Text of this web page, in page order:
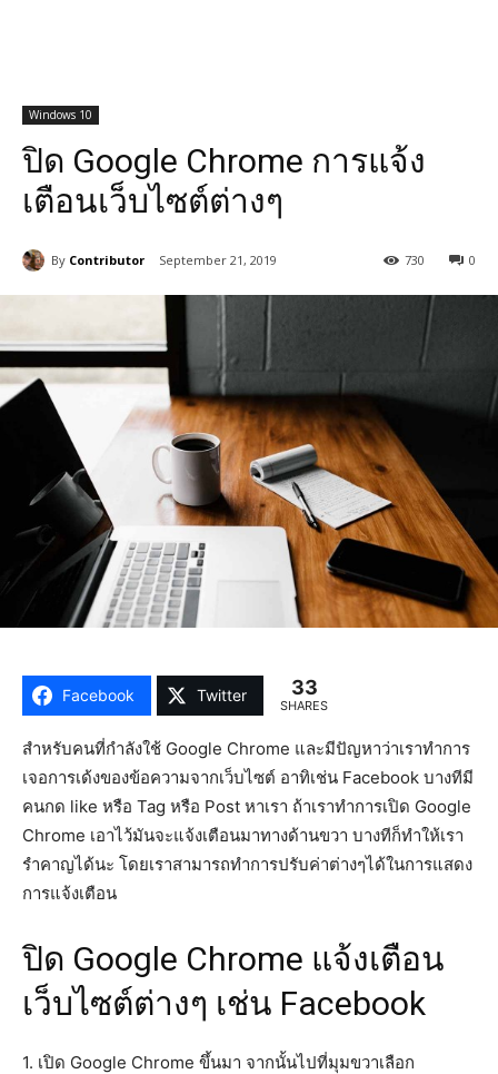
Windows 10
ปิด Google Chrome การแจ้ง
เตือนเว็บไซต์ต่างๆ
By Contributor September 21, 2019 0
730
Facebook Twitter 33
SHARES
สำหรับคนที่กำลังใช้ Google Chrome และมีปัญหาว่าเราทำการ
เจอการเด้งของข้อความจากเว็บไซต์ อาทิเช่น Facebook บางทีมี
คนกด like หรือ Tag หรือ Post หาเรา ถ้าเราทำการเปิด Google
Chrome เอาไว้มันจะแจ้งเตือนมาทางด้านขวา บางทีก็ทำให้เรา
รำคาญได้นะ โดยเราสามารถทำการปรับค่าต่างๆได้ในการแสดง
การแจ้งเตือน
ปิด Google Chrome แจ้งเตือน
เว็บไซต์ต่างๆ เช่น Facebook
1. เปิด Google Chrome ขึ้นมา จากนั้นไปที่มุมขวาเลือก